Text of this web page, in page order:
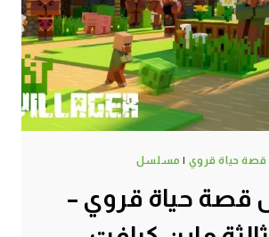
قصة حياة قروي | مسلسل
حياة قروي –